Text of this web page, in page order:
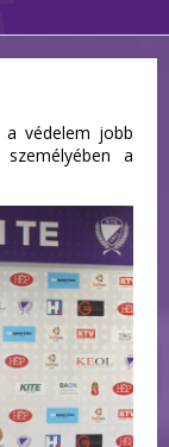
a védelem jobb
a